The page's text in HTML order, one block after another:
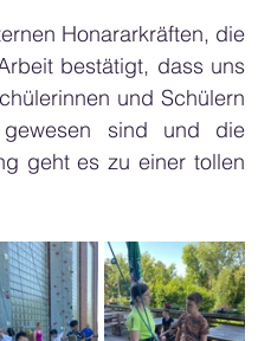
Honararkräften, die
bestätigt, dass uns
und Schülern
sind und die
geht es zu einer tollen